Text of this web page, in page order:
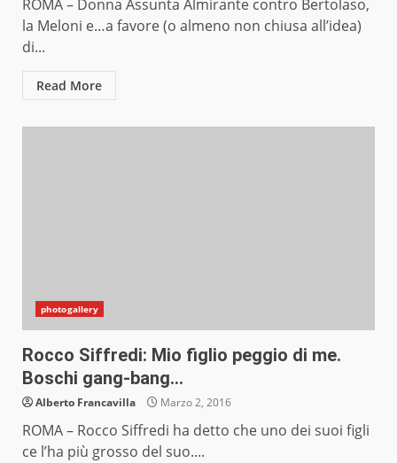
ROMA – Donna Assunta Almirante contro Bertolaso,
la Meloni e…a favore (o almeno non chiusa all’idea)
di...
Read More
photogallery
Rocco Siffredi: Mio figlio peggio di me.
Boschi gang-bang…
Alberto Francavilla Marzo 2, 2016
ROMA – Rocco Siffredi ha detto che uno dei suoi figli
ce l’ha più grosso del suo....